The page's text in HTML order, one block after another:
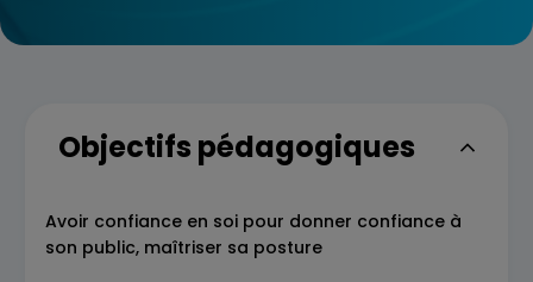
Objectifs pédagogiques
Avoir confiance en soi pour donner confiance à
son public, maîtriser sa posture